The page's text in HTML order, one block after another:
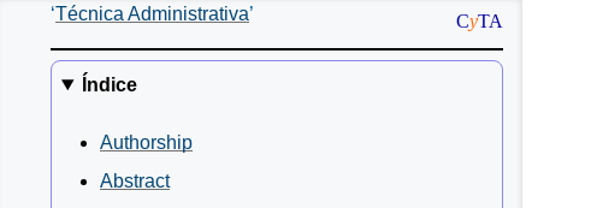
CyTA
Técnica Administrativa
Índice
Authorship
Abstract